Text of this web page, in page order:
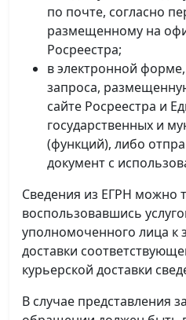
по почте, согласно
размещенному на
Росреестра;
в электронной
запроса,
сайте Росреестра и
государственных и
(функций), либо
документ с
Сведения из ЕГРН можно
воспользовавшись
уполномоченного лица к
доставки
курьерской доставки
В случае представления